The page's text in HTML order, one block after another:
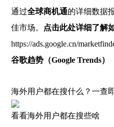
通过全球商机通的详细数据
佳市场。 点击此处详细了解
https://ads.google.cn/
谷歌趋势（Google Trends）
海外用户都在搜什么？一查
看看海外用户都在搜些啥